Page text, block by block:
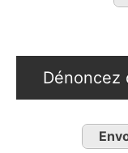
Dénoncez